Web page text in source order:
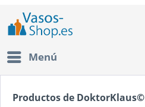
Menú
Productos de DoktorKlaus©